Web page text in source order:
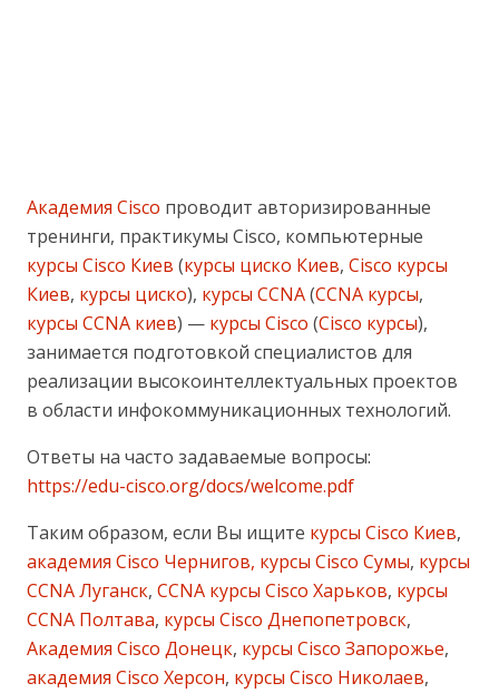
Академия Cisco проводит авторизированные
тренинги, практикумы Cisco, компьютерные
курсы Cisco Киев (курсы циско Киев, Cisco курсы
Киев, курсы циско), курсы CCNA(CCNA курсы,
курсы CCNA киев) — курсы Cisco (Cisco курсы),
занимается подготовкой специалистов для
реализации высокоинтеллектуальных проектов
в области инфокоммуникационных технологий.
Ответы на часто задаваемые вопросы:
https://edu-cisco.org/docs/welcome.pdf
Таким образом, если Вы ищите курсы Cisco Киев,
академия Cisco Чернигов, курсы Cisco Сумы, курсы
CCNA Луганск, CCNA курсы Cisco Харьков, курсы
CCNA Полтава, курсы Cisco Днепопетровск,
Академия Cisco Донецк, курсы Cisco Запорожье,
академия Cisco Херсон, курсы Cisco Николаев,